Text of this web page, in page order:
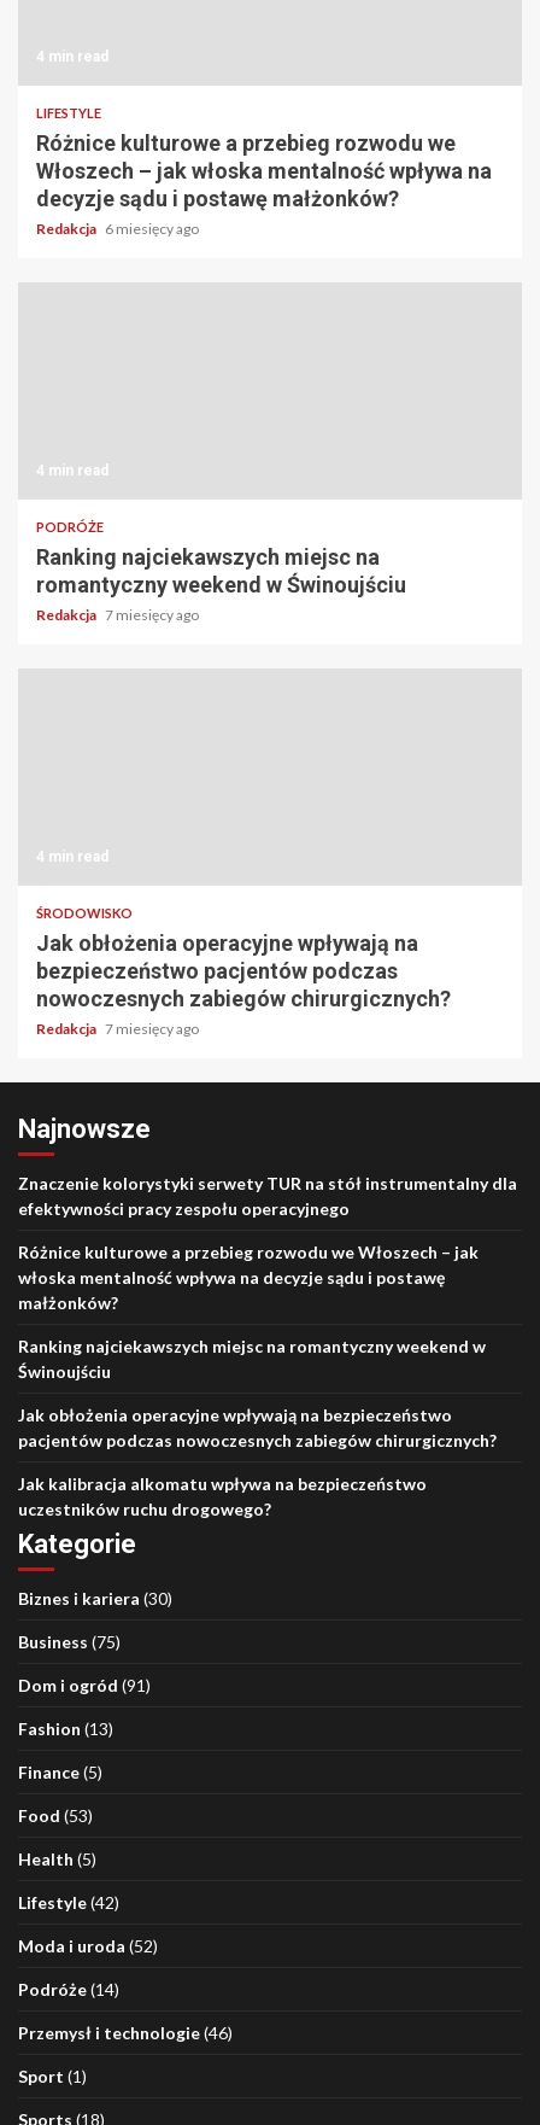
4 min read
LIFESTYLE
Różnice kulturowe a przebieg rozwodu we
Włoszech – jak włoska mentalność wpływa na
decyzje sądu i postawę małżonków?
Redakcja 6 miesięcy ago
4 min read
PODRÓŻE
Ranking najciekawszych miejsc na
romantyczny weekend w Świnoujściu
Redakcja 7 miesięcy ago
4 min read
ŚRODOWISKO
Jak obłożenia operacyjne wpływają na
bezpieczeństwo pacjentów podczas
nowoczesnych zabiegów chirurgicznych?
Redakcja 7 miesięcy ago
Najnowsze
Znaczenie kolorystyki serwety TUR na stół instrumentalny dla
efektywności pracy zespołu operacyjnego
Różnice kulturowe a przebieg rozwodu we Włoszech – jak
włoska mentalność wpływa na decyzje sądu i postawę
małżonków?
Ranking najciekawszych miejsc na romantyczny weekend w
Świnoujściu
Jak obłożenia operacyjne wpływają na bezpieczeństwo
pacjentów podczas nowoczesnych zabiegów chirurgicznych?
Jak kalibracja alkomatu wpływa na bezpieczeństwo
uczestników ruchu drogowego?
Kategorie
Biznes i kariera (30)
Business (75)
Dom i ogród (91)
Fashion (13)
Finance(5)
Food (53)
Health (5)
Lifestyle(42)
Moda i uroda (52)
Podróże(14)
Przemysł i technologie(46)
Sport (1)
Sports (18)